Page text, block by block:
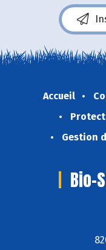
Accueil
Gestion
Bio-